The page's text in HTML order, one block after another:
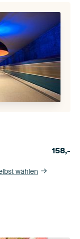
158,-
wählen